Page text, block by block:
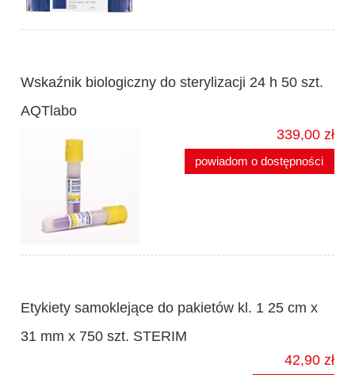
Wskaźnik biologiczny do sterylizacji 24 h 50 szt.
AQTlabo
339,00 zł
powiadom o dostępności
Etykiety samoklejące do pakietów kl. 1 25 cm x
31 mm x 750 szt. STERIM
42,90 zł